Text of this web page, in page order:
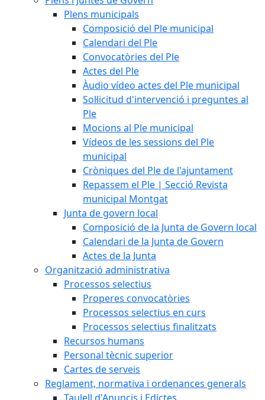
Plens municipals
Composició del Ple municipal
Calendari del Ple
Convocatòries del Ple
Actes del Ple
Àudio vídeo actes del Ple municipal
Sol·licitud d'intervenció i preguntes al
Ple
Mocions al Ple municipal
Vídeos de les sessions del Ple
municipal
Cròniques del Ple de l'ajuntament
Repassem el Ple | Secció Revista
municipal Montgat
Junta de govern local
Composició de la Junta de Govern local
Calendari de la Junta de Govern
Actes de la Junta
Organització administrativa
Processos selectius
Properes convocatòries
Processos selectius en curs
Processos selectius finalitzats
Recursos humans
Personal tècnic superior
Cartes de serveis
Reglament, normativa i ordenances generals